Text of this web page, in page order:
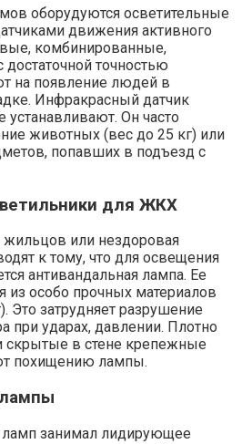
оборудуются осветительные
движения активного
комбинированные,
точностью
на появление людей в
Инфракрасный датчик
Он часто
животных (вес до 25 кг) или
попавших в подъезд с
для ЖКХ
жильцов или нездоровая
к тому, что для освещения
антивандальная лампа. Ее
из особо прочных материалов
Это затрудняет разрушение
при ударах, давлении. Плотно
скрытые в стене крепежные
похищению лампы.
ламп занимал лидирующее